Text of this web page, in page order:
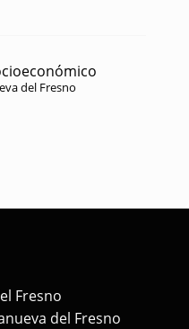
del Fresno
Fresno
del Fresno